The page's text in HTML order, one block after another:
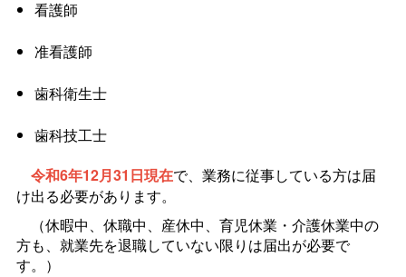
看護師
准看護師
歯科衛生士
歯科技工士
令和6年12月31日現在で、業務に従事している方は届
け出る必要があります。
（休暇中、休職中、産休中、育児休業・介護休業中の
方も、就業先を退職していない限りは届出が必要で
す。）